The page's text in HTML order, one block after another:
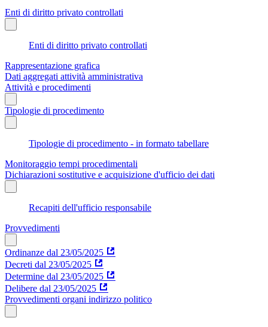
Enti di diritto privato controllati
Enti di diritto privato controllati
Rappresentazione grafica
Dati aggregati attività amministrativa
Attività e procedimenti
Tipologie di procedimento
Tipologie di procedimento - in formato tabellare
Monitoraggio tempi procedimentali
Dichiarazioni sostitutive e acquisizione d'ufficio dei dati
Recapiti dell'ufficio responsabile
Provvedimenti
Ordinanze dal 23/05/2025
Decreti dal 23/05/2025
Determine dal 23/05/2025
Delibere dal 23/05/2025
Provvedimenti organi indirizzo politico